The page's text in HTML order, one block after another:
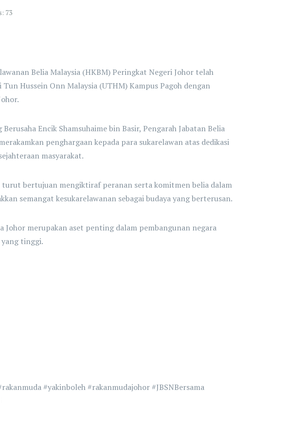
73
Belia Malaysia (HKBM) Peringkat Negeri Johor telah
Hussein Onn Malaysia (UTHM) Kampus Pagoh dengan
Encik Shamsuhaime bin Basir, Pengarah Jabatan Belia
penghargaan kepada para sukarelawan atas dedikasi
masyarakat.
turut bertujuan mengiktiraf peranan serta komitmen belia dalam
semangat kesukarelawanan sebagai budaya yang berterusan.
Johor merupakan aset penting dalam pembangunan negara
tinggi.
#yakinboleh #rakanmudajohor #JBSNBersama